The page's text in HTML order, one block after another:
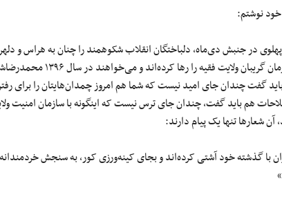
نوشتم:
در جنبش دی‌ماه، دلباختگان انقلاب شکوهمند را چنان به هراس و
فقیه را رها کرده‌اند و می‌خواهند در سال ۱۳۹۶ محمدرضاشاه را سرنگون کنند.
گفت چندان جای امید نیست که شما هم امروز چمدان‌هایتان را برای رفتن
هم باید گفت، چندان جای ترس نیست که اینگونه با سازمان امنیت
آن شعارها تنها یک پیام دارند:
با گذشته خود آشتی کرده‌اند و بجای کینه‌ورزی کور، به سنجش